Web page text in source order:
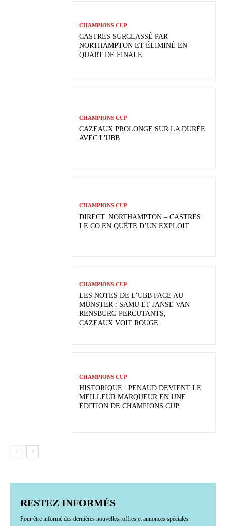
CHAMPIONS CUP
CASTRES SURCLASSÉ PAR
NORTHAMPTON ET ÉLIMINÉ EN
QUART DE FINALE
CHAMPIONS CUP
CAZEAUX PROLONGE SUR LA DURÉE
AVEC L'UBB
CHAMPIONS CUP
DIRECT. NORTHAMPTON – CASTRES :
LE CO EN QUÊTE D’UN EXPLOIT
CHAMPIONS CUP
LES NOTES DE L’UBB FACE AU
MUNSTER : SAMU ET JANSE VAN
RENSBURG PERCUTANTS,
CAZEAUX VOIT ROUGE
CHAMPIONS CUP
HISTORIQUE : PENAUD DEVIENT LE
MEILLEUR MARQUEUR EN UNE
ÉDITION DE CHAMPIONS CUP
RESTEZ INFORMÉS
Pour être informé des dernières nouvelles, offres et annonces spéciales.